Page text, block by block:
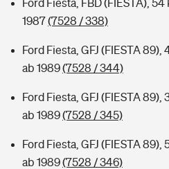
Ford Fiesta, FBD (FIESTA),
1987(7528 / 338)
Ford Fiesta, GFJ (FIESTA
ab 1989(7528 / 344)
Ford Fiesta, GFJ (FIESTA 89),
ab 1989(7528 / 345)
Ford Fiesta, GFJ (FIESTA
ab 1989(7528 / 346)